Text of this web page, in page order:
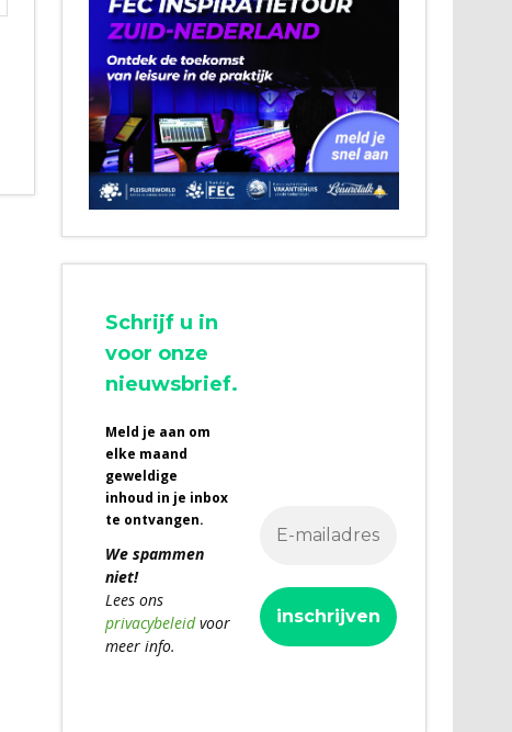
Schrijf u in
voor onze
nieuwsbrief.
Meld je aan om
elke maand
geweldige
inhoud in je inbox
te ontvangen.
We spammen
niet!
Lees ons
privacybeleidvoor
meer info.